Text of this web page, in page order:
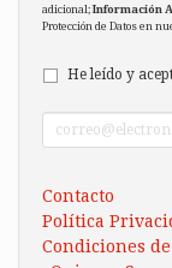
adicional;Información
Protección de Datos en
He leído y
Contacto
Política
Condiciones